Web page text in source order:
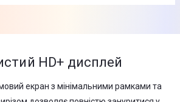
HD+ дисплей
екран з мінімальними рамками та